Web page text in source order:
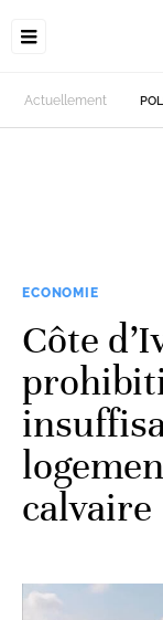
Actuellement
ECONOMIE
Côte
calvaire